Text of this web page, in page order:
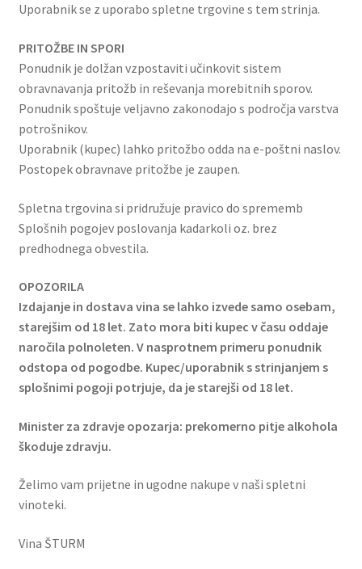
Uporabnik se z uporabo spletne trgovine s tem strinja.
PRITOŽBE IN SPORI
Ponudnik je dolžan vzpostaviti učinkovit sistem
obravnavanja pritožb in reševanja morebitnih sporov.
Ponudnik spoštuje veljavno zakonodajo s področja varstva
potrošnikov.
Uporabnik (kupec) lahko pritožbo odda na e-poštni naslov.
Postopek obravnave pritožbe je zaupen.
Spletna trgovina si pridružuje pravico do sprememb
Splošnih pogojev poslovanja kadarkoli oz. brez
predhodnega obvestila.
OPOZORILA
Izdajanje in dostava vina se lahko izvede samo osebam,
starejšim od 18 let. Zato mora biti kupec v času oddaje
naročila polnoleten. V nasprotnem primeru ponudnik
odstopa od pogodbe. Kupec/uporabnik s strinjanjem s
splošnimi pogoji potrjuje, da je starejši od 18 let.
Minister za zdravje opozarja: prekomerno pitje alkohola
škoduje zdravju.
Želimo vam prijetne in ugodne nakupe v naši spletni
vinoteki.
Vina ŠTURM